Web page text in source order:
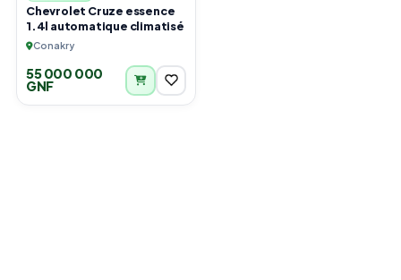
Chevrolet Cruze essence
1.4l automatique climatisé
Conakry
55 000 000
GNF